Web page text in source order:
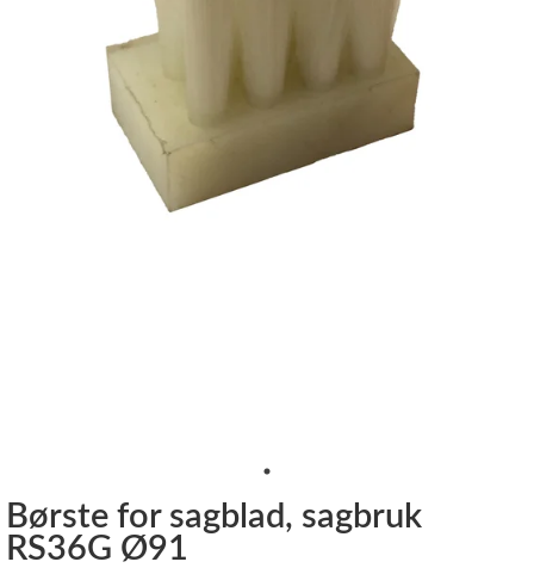
Kundeservice
Børste for sagblad, sagbruk
RS36G Ø91